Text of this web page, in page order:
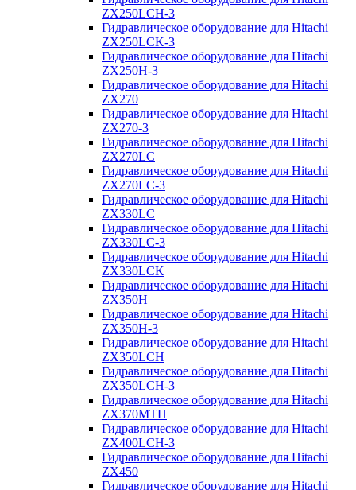
ZX250LCH-3
Гидравлическое оборудование для Hitachi
ZX250LCK-3
Гидравлическое оборудование для Hitachi
ZX250Н-3
Гидравлическое оборудование для Hitachi
ZX270
Гидравлическое оборудование для Hitachi
ZX270-3
Гидравлическое оборудование для Hitachi
ZX270LC
Гидравлическое оборудование для Hitachi
ZX270LC-3
Гидравлическое оборудование для Hitachi
ZX330LC
Гидравлическое оборудование для Hitachi
ZX330LC-3
Гидравлическое оборудование для Hitachi
ZX330LCK
Гидравлическое оборудование для Hitachi
ZX350H
Гидравлическое оборудование для Hitachi
ZX350H-3
Гидравлическое оборудование для Hitachi
ZX350LCH
Гидравлическое оборудование для Hitachi
ZX350LCH-3
Гидравлическое оборудование для Hitachi
ZX370MTH
Гидравлическое оборудование для Hitachi
ZX400LCH-3
Гидравлическое оборудование для Hitachi
ZX450
Гидравлическое оборудование для Hitachi